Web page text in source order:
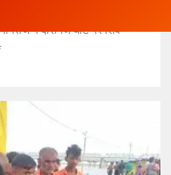
में दारांगज घाट पर शिव